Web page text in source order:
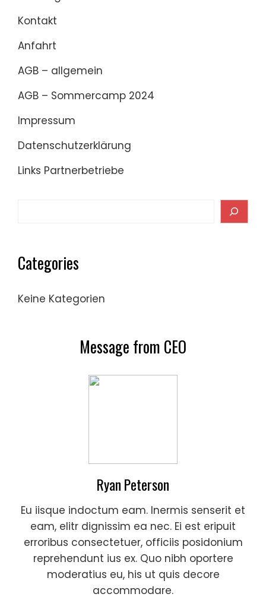
Kontakt
Anfahrt
AGB – allgemein
AGB – Sommercamp 2024
Impressum
Datenschutzerklärung
Links Partnerbetriebe
Categories
Keine Kategorien
Message from CEO
Ryan Peterson
Eu iisque indoctum eam. Inermis senserit et
eam, elitr dignissim ea nec. Ei est eripuit
erroribus consectetuer, officiis posidonium
reprehendunt ius ex. Quo nibh oportere
moderatius eu, his ut quis decore
accommodare.